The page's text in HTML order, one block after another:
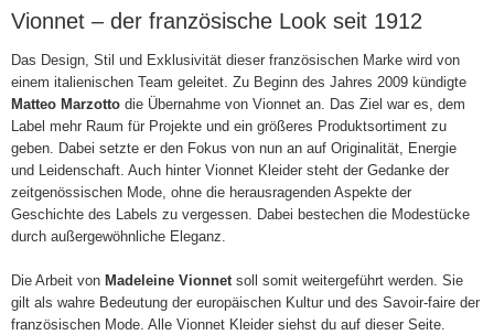
Vionnet – der französische Look seit 1912
Das Design, Stil und Exklusivität dieser französischen Marke wird von
einem italienischen Team geleitet. Zu Beginn des Jahres 2009 kündigte
Matteo Marzotto die Übernahme von Vionnet an. Das Ziel war es, dem
Label mehr Raum für Projekte und ein größeres Produktsortiment zu
geben. Dabei setzte er den Fokus von nun an auf Originalität, Energie
und Leidenschaft. Auch hinter Vionnet Kleider steht der Gedanke der
zeitgenössischen Mode, ohne die herausragenden Aspekte der
Geschichte des Labels zu vergessen. Dabei bestechen die Modestücke
durch außergewöhnliche Eleganz.
Die Arbeit von Madeleine Vionnetsoll somit weitergeführt werden. Sie
gilt als wahre Bedeutung der europäischen Kultur und des Savoir-faire der
französischen Mode. Alle Vionnet Kleider siehst du auf dieser Seite.